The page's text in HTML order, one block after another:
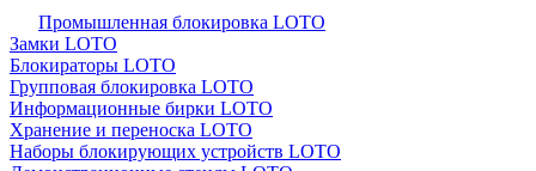
Промышленная блокировка LOTO
Замки LOTO
Блокираторы LOTO
Групповая блокировка LOTO
Информационные бирки LOTO
Хранение и переноска LOTO
Наборы блокирующих устройств LOTO